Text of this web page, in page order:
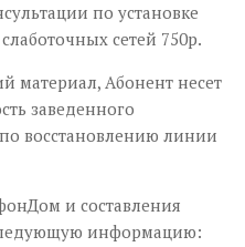
по установке
сетей 750р.
материал, Абонент несет
заведенного
восстановлению линии
и составления
информацию: